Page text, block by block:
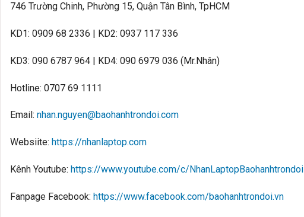
746 Trường Chinh, Phường 15, Quận Tân Bình, TpHCM
KD1: 0909 68 2336 | KD2: 0937 117 336
KD3: 090 6787 964 | KD4: 090 6979 036 (Mr.Nhân)
Hotline: 0707 69 1111
Email: nhan.nguyen@baohanhtrondoi.com
Websiite: https://nhanlaptop.com
Kênh Youtube: https://www.youtube.com/c/NhanLaptopBaohanhtrondoi
Fanpage Facebook: https://www.facebook.com/baohanhtrondoi.vn